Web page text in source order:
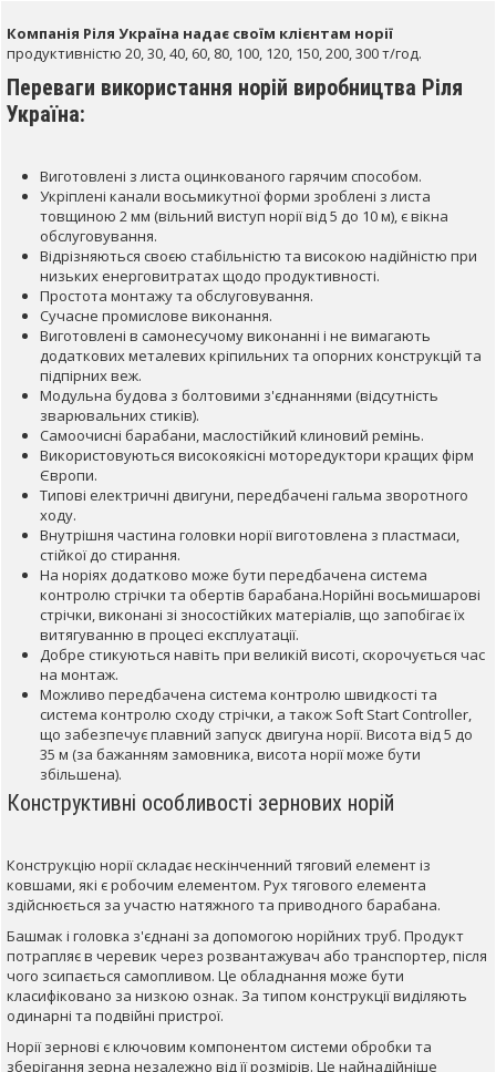
Компанія Ріля Україна надає своїм клієнтам норії
продуктивністю 20, 30, 40, 60, 80, 100, 120, 150, 200, 300 т/год.
Переваги використання норій виробництва Ріля
Україна:
Виготовлені з листа оцинкованого гарячим способом.
Укріплені канали восьмикутної форми зроблені з листа
товщиною 2 мм (вільний виступ норії від 5 до 10 м), є вікна
обслуговування.
Відрізняються своєю стабільністю та високою надійністю при
низьких енерговитратах щодо продуктивності.
Простота монтажу та обслуговування.
Сучасне промислове виконання.
Виготовлені в самонесучому виконанні і не вимагають
додаткових металевих кріпильних та опорних конструкцій та
підпірних веж.
Модульна будова з болтовими з'єднаннями (відсутність
зварювальних стиків).
Самоочисні барабани, маслостійкий клиновий ремінь.
Використовуються високоякісні моторедуктори кращих фірм
Європи.
Типові електричні двигуни, передбачені гальма зворотного
ходу.
Внутрішня частина головки норії виготовлена ​​з пластмаси,
стійкої до стирання.
На норіях додатково може бути передбачена система
контролю стрічки та обертів барабана.Норійні восьмишарові
стрічки, виконані зі зносостійких матеріалів, що запобігає їх
витягуванню в процесі експлуатації.
Добре стикуються навіть при великій висоті, скорочується час
на монтаж.
Можливо передбачена система контролю швидкості та
система контролю сходу стрічки, а також Soft Start Controller,
що забезпечує плавний запуск двигуна норії. Висота від 5 до
35 м (за бажанням замовника, висота норії може бути
збільшена).
Конструктивні особливості зернових норій
Конструкцію норії складає нескінченний тяговий елемент із
ковшами, які є робочим елементом. Рух тягового елемента
здійснюється за участю натяжного та приводного барабана.
Башмак і головка з'єднані за допомогою норійних труб. Продукт
потрапляє в черевик через розвантажувач або транспортер, після
чого зсипається самопливом. Це обладнання може бути
класифіковано за низкою ознак. За типом конструкції виділяють
одинарні та подвійні пристрої.
Норії зернові є ключовим компонентом системи обробки та
зберігання зерна незалежно від її розмірів. Це найнадійніше